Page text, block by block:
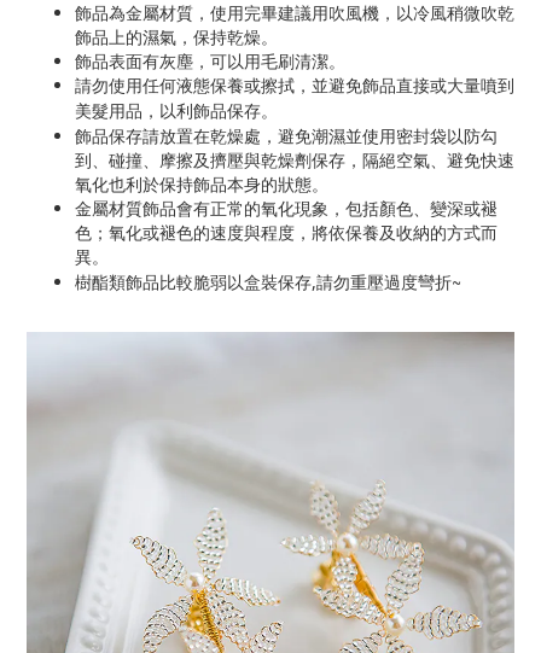
飾品為金屬材質，使用完畢建議用吹風機，以冷風稍微吹乾
飾品上的濕氣，保持乾燥。
飾品表面有灰塵，可以用毛刷清潔。
請勿使用任何液態保養或擦拭，並避免飾品直接或大量噴到
美髮用品，以利飾品保存。
飾品保存請放置在乾燥處，避免潮濕並使用密封袋以防勾
到、碰撞、摩擦及擠壓與乾燥劑保存，隔絕空氣、避免快速
氧化也利於保持飾品本身的狀態。
金屬材質飾品會有正常的氧化現象，包括顏色、變深或褪
色；氧化或褪色的速度與程度，將依保養及收納的方式而
異。
樹酯類飾品比較脆弱以盒裝保存,請勿重壓過度彎折~